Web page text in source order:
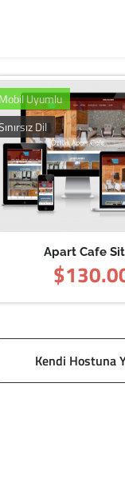
Mobil Uyumlu
Dil
Apart Cafe
Kendi Hostuna